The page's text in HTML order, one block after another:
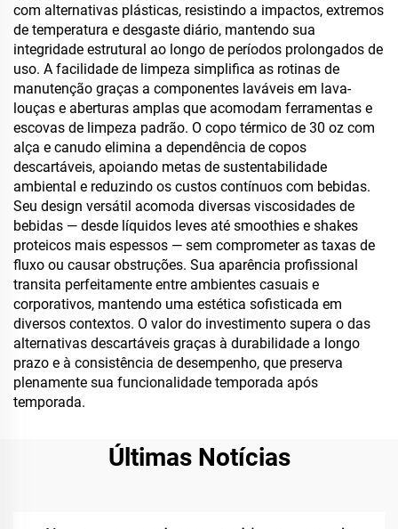
com alternativas plásticas, resistindo a impactos, extremos
de temperatura e desgaste diário, mantendo sua
integridade estrutural ao longo de períodos prolongados de
uso. A facilidade de limpeza simplifica as rotinas de
manutenção graças a componentes laváveis em lava-
louças e aberturas amplas que acomodam ferramentas e
escovas de limpeza padrão. O copo térmico de 30 oz com
alça e canudo elimina a dependência de copos
descartáveis, apoiando metas de sustentabilidade
ambiental e reduzindo os custos contínuos com bebidas.
Seu design versátil acomoda diversas viscosidades de
bebidas — desde líquidos leves até smoothies e shakes
proteicos mais espessos — sem comprometer as taxas de
fluxo ou causar obstruções. Sua aparência profissional
transita perfeitamente entre ambientes casuais e
corporativos, mantendo uma estética sofisticada em
diversos contextos. O valor do investimento supera o das
alternativas descartáveis graças à durabilidade a longo
prazo e à consistência de desempenho, que preserva
plenamente sua funcionalidade temporada após
temporada.
Últimas Notícias